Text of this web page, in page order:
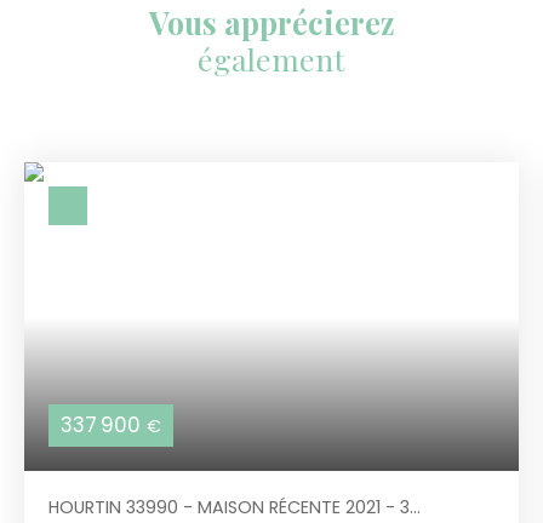
Vous apprécierez
également
337 900 €
HOURTIN 33990 - MAISON RÉCENTE 2021 - 3